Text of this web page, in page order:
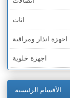
قطاع غزة
الخط الأخضر » حيفا
الخط الأخضر » رهط
الأخضر » أم الفحم
الأخضر » الناصرة
اثاث
اجهزة انذار ومراقبة
اجهزة خلوية
الأقسام الرئيسية